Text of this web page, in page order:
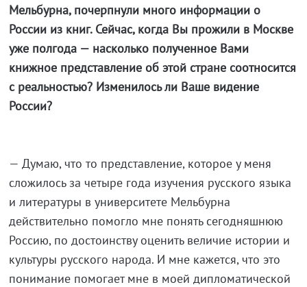
Мельбурна, почерпнули много информации о
России из книг. Сейчас, когда Вы прожили в Москве
уже полгода — насколько полученное Вами
книжное представление об этой стране соотносится
с реальностью? Изменилось ли Ваше видение
России?
— Думаю, что то представление, которое у меня
сложилось за четыре года изучения русского языка
и литературы в университете Мельбурна
действительно помогло мне понять сегодняшнюю
Россию, по достоинству оценить величие истории и
культуры русского народа. И мне кажется, что это
понимание помогает мне в моей дипломатической